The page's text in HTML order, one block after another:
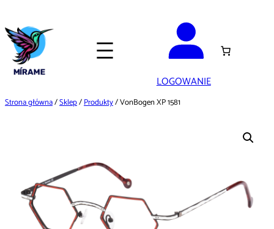
do
treści
LOGOWANIE
Strona główna/Sklep/Produkty/ VonBogen XP 1581